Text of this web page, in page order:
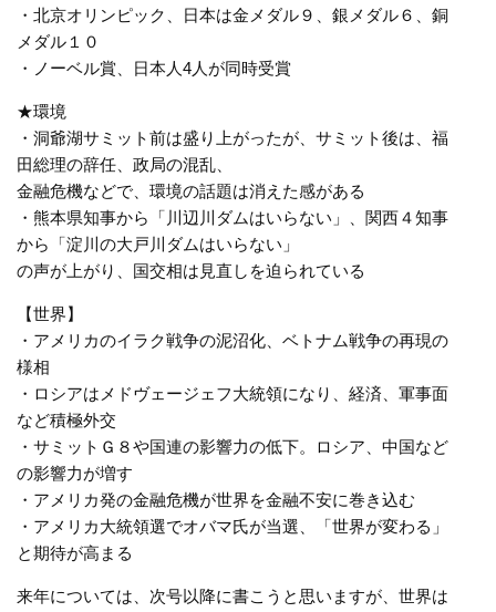
・北京オリンピック、日本は金メダル９、銀メダル６、銅
メダル１０
・ノーベル賞、日本人4人が同時受賞
★環境
・洞爺湖サミット前は盛り上がったが、サミット後は、福
田総理の辞任、政局の混乱、
金融危機などで、環境の話題は消えた感がある
・熊本県知事から「川辺川ダムはいらない」、関西４知事
から「淀川の大戸川ダムはいらない」
の声が上がり、国交相は見直しを迫られている
【世界】
・アメリカのイラク戦争の泥沼化、ベトナム戦争の再現の
様相
・ロシアはメドヴェージェフ大統領になり、経済、軍事面
など積極外交
・サミットＧ８や国連の影響力の低下。ロシア、中国など
の影響力が増す
・アメリカ発の金融危機が世界を金融不安に巻き込む
・アメリカ大統領選でオバマ氏が当選、「世界が変わる」
と期待が高まる
来年については、次号以降に書こうと思いますが、世界は